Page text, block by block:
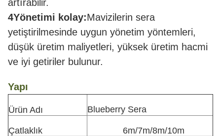
artırabilir.
4Yönetimi kolay:Mavizilerin sera
yetiştirilmesinde uygun yönetim yöntemleri,
düşük üretim maliyetleri, yüksek üretim hacmi
ve iyi getiriler bulunur.
Yapı
Ürün Adı Blueberry Sera
Çatlaklık 6m/7m/8m/10m